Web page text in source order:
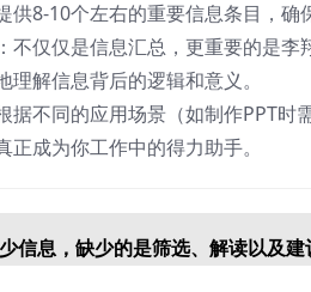
供8-10个左右的重要信息条目，确
：不仅仅是信息汇总，更重要的是
理解信息背后的逻辑和意义。
据不同的应用场景（如制作PPT
正成为你工作中的得力助手。
信息，缺少的是筛选、解读以及建